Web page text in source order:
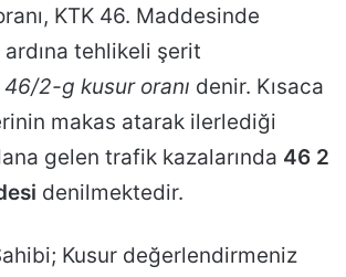
KTK 46. Maddesinde
tehlikeli şerit
46/2-g kusur oranı denir. Kısaca
makas atarak ilerlediği
gelen trafik kazalarında 46 2
denilmektedir.
Kusur değerlendirmeniz